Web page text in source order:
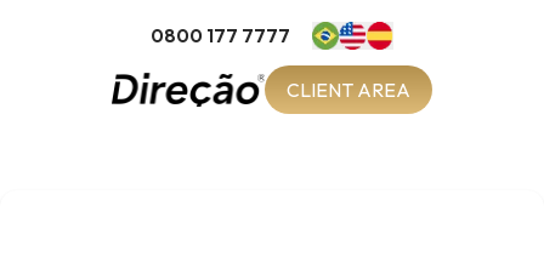
0800 177 7777
CLIENT AREA